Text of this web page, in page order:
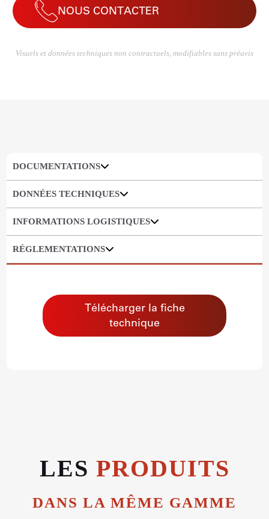
NOUS CONTACTER
Visuels et données techniques non contractuels, modifiables sans préavis
DOCUMENTATIONS
DONNÉES TECHNIQUES
INFORMATIONS LOGISTIQUES
RÉGLEMENTATIONS
Télécharger la fiche
technique
LES PRODUITS
DANS LA MÊME GAMME